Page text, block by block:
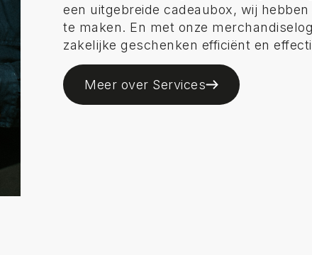
een uitgebreide cadeaubox, wij
te maken. En met onze
zakelijke geschenken efficiënt en
Meer over Services